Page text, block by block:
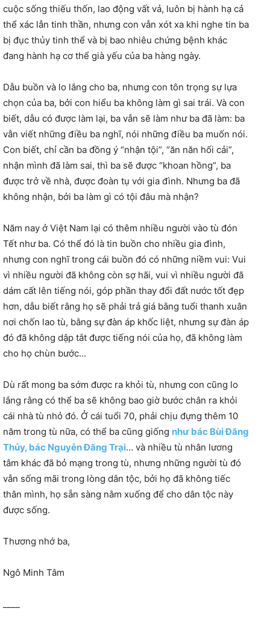
cuộc sống thiếu thốn, lao động vất vả, luôn bị hành hạ cả
thể xác lẫn tinh thần, nhưng con vẫn xót xa khi nghe tin ba
bị đục thủy tinh thể và bị bao nhiêu chứng bệnh khác
đang hành hạ cơ thể già yếu của ba hàng ngày.
Dẫu buồn và lo lắng cho ba, nhưng con tôn trọng sự lựa
chọn của ba, bởi con hiểu ba không làm gì sai trái. Và con
biết, dẫu có được làm lại, ba vẫn sẽ làm như ba đã làm: ba
vẫn viết những điều ba nghĩ, nói những điều ba muốn nói.
Con biết, chỉ cần ba đồng ý “nhận tội”, “ăn năn hối cải”,
nhận mình đã làm sai, thì ba sẽ được “khoan hồng”, ba
được trở về nhà, được đoàn tụ với gia đình. Nhưng ba đã
không nhận, bởi ba làm gì có tội đâu mà nhận?
Năm nay ở Việt Nam lại có thêm nhiều người vào tù đón
Tết như ba. Có thể đó là tin buồn cho nhiều gia đình,
nhưng con nghĩ trong cái buồn đó có những niềm vui: Vui
vì nhiều người đã không còn sợ hãi, vui vì nhiều người đã
dám cất lên tiếng nói, góp phần thay đổi đất nước tốt đẹp
hơn, dẫu biết rằng họ sẽ phải trả giá bằng tuổi thanh xuân
nơi chốn lao tù, bằng sự đàn áp khốc liệt, nhưng sự đàn áp
đó đã không dập tắt được tiếng nói của họ, đã không làm
cho họ chùn bước…
Dù rất mong ba sớm được ra khỏi tù, nhưng con cũng lo
lắng rằng có thể ba sẽ không bao giờ bước chân ra khỏi
cái nhà tù nhỏ đó. Ở cái tuổi 70, phải chịu đựng thêm 10
năm trong tù nữa, có thể ba cũng giống như bác Bùi Đăng
Thủy, bác Nguyễn Đăng Trại… và nhiều tù nhân lương
tâm khác đã bỏ mạng trong tù, nhưng những người tù đó
vẫn sống mãi trong lòng dân tộc, bởi họ đã không tiếc
thân mình, họ sẵn sàng nằm xuống để cho dân tộc này
được sống.
Thương nhớ ba,
Ngô Minh Tâm